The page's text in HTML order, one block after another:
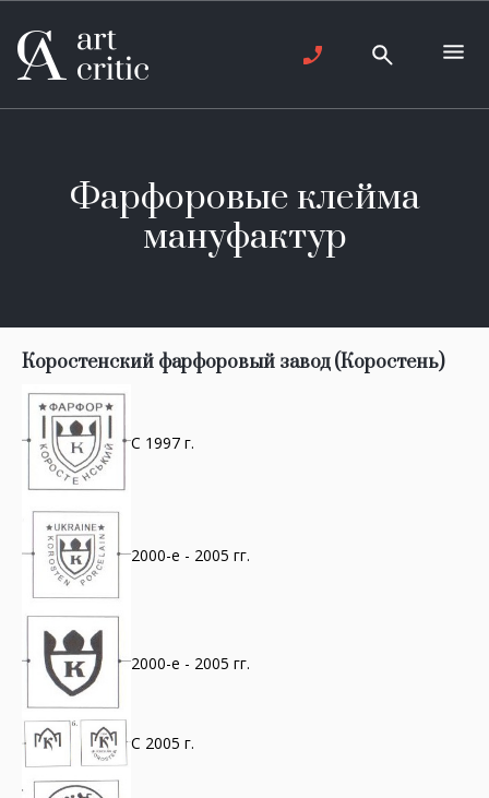
Фарфоровые клейма
мануфактур
Коростенский фарфоровый завод (Коростень)
С 1997 г.
2000-е - 2005 гг.
2000-е - 2005 гг.
С 2005 г.